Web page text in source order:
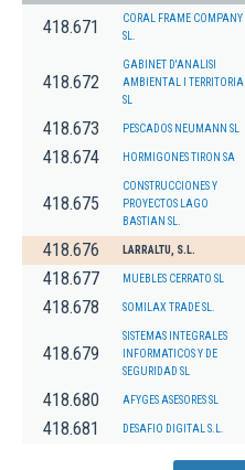
418.671
CORAL FRAME COMPANY
SL.
418.672
GABINET D'ANALISI
AMBIENTAL I TERRITORIAL
SL
418.673 PESCADOS NEUMANN SL
418.674 HORMIGONES TIRON SA
418.675
CONSTRUCCIONES Y
PROYECTOS LAGO
BASTIAN SL.
418.676 LARRALTU, S.L.
418.677 MUEBLES CERRATO SL
418.678 SOMILAX TRADE SL.
418.679
SISTEMAS INTEGRALES
INFORMATICOS Y DE
SEGURIDAD SL
418.680 AFYGES ASESORES SL
418.681 DESAFIO DIGITAL S.L.